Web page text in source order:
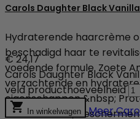
Carols Daughter Black
Hydraterende haarcrème
beschadigd haar te
voedende formule. Zoete
verzachtende en
eigenschappen.&nbsp;
haarstructuur,
€ 24,17
Carols Daughter Black
veld producthoeveelheid
 In winkelwagen Meer